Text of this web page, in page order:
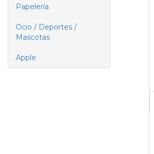
Papelería
Ocio / Deportes /
Mascotas
Apple